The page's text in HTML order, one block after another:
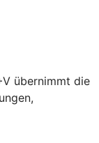
übernimmt die